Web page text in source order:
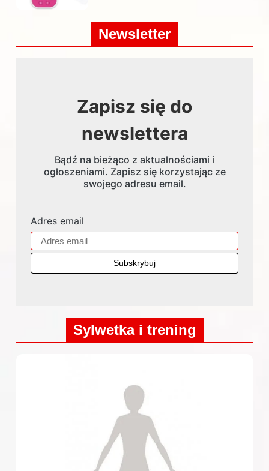
Newsletter
Zapisz się do
newslettera
Bądź na bieżąco z aktualnościami i
ogłoszeniami. Zapisz się korzystając ze
swojego adresu email.
Adres email
Sylwetka i trening